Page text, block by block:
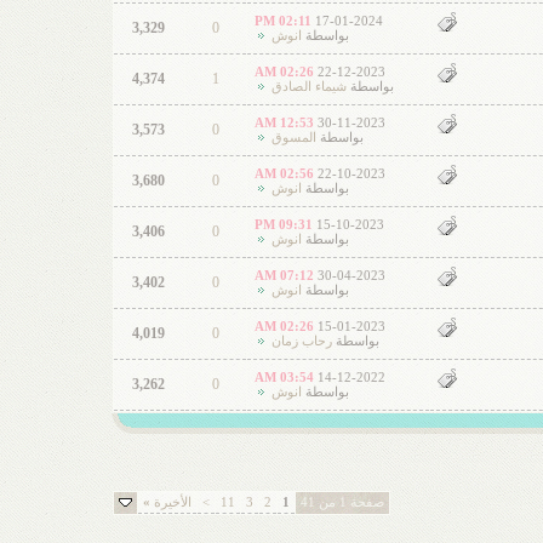
17-01-2024
02:11 PM
بواسطة
انوش 0
3,329
22-12-2023
02:26 AM
بواسطةشيماء الصادق 1
4,374
30-11-2023
12:53 AM
بواسطة
المسوق 0
3,573
22-10-2023
02:56 AM
بواسطة
انوش 0
3,680
15-10-2023
09:31 PM
بواسطة
انوش 0
3,406
30-04-2023
07:12 AM
بواسطة
انوش 0
3,402
15-01-2023
02:26 AM
بواسطةرحاب زمان 0
4,019
14-12-2022
03:54 AM
بواسطة
انوش 0
3,262
صفحة 1 من 41 1
2
3
11
> الأخيرة »